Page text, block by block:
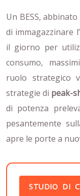
Un BESS,
di immagazzinare
il giorno per
consumo,
ruolo strategico
strategie di peak-
di potenza
pesantemente
apre le porte a
STUDIO DI